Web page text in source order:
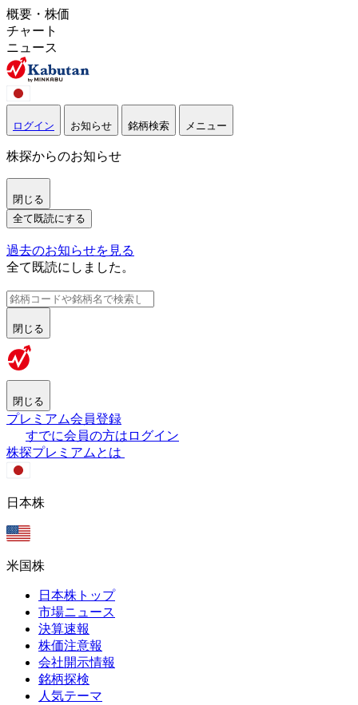
概要・株価
チャート
ニュース
ログイン お知らせ 銘柄検索 メニュー
株探からのお知らせ
閉じる
全て既読にする
過去のお知らせを見る
全て既読にしました。
閉じる
閉じる
プレミアム会員登録
すでに会員の方はログイン
株探プレミアムとは
日本株
米国株
日本株トップ
市場ニュース
決算速報
株価注意報
会社開示情報
銘柄探検
人気テーマ